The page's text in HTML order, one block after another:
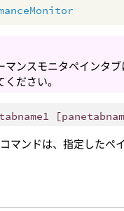
マンスモニタペインタ
ださい。
マンドは、指定したペ